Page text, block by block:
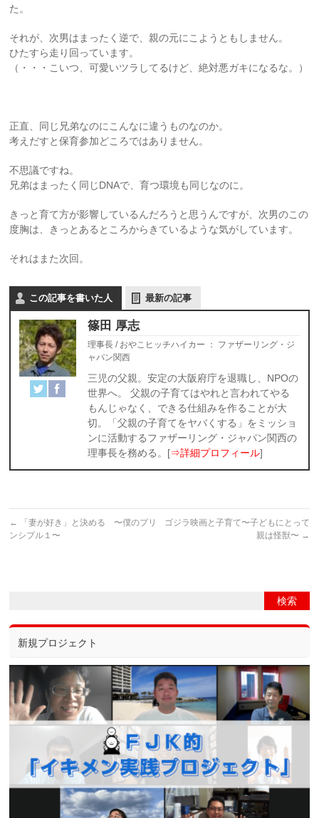
た。
それが、次男はまったく逆で、親の元にこようともしません。
ひたすら走り回っています。
（・・・こいつ、可愛いツラしてるけど、絶対悪ガキになるな。）
正直、同じ兄弟なのにこんなに違うものなのか。
考えだすと保育参加どころではありません。
不思議ですね。
兄弟はまったく同じDNAで、育つ環境も同じなのに。
きっと育て方が影響しているんだろうと思うんですが、次男のこの
度胸は、きっとあるところからきているような気がしています。
それはまた次回。
この記事を書いた人 最新の記事
篠田 厚志
理事長 / おやこヒッチハイカー ： ファザーリング・ジ
ャパン関西
三児の父親。安定の大阪府庁を退職し、NPOの
世界へ。 父親の子育てはやれと言われてやる
もんじゃなく、できる仕組みを作ることが大
切。「父親の子育てをヤバくする」をミッショ
ンに活動するファザーリング・ジャパン関西の
理事長を務める。[⇒詳細プロフィール]
←
「妻が好き」と決める 〜僕のプリ
ンシプル１〜
ゴジラ映画と子育て〜子どもにとって
親は怪獣〜 →
新規プロジェクト